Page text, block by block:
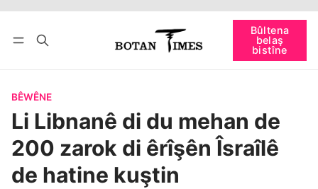
Bûltena
belaş
bistîne
bişopîne
BÊWÊNE
Li Libnanê di du mehan de
200 zarok di êrîşên Îsraîlê
de hatine kuştin